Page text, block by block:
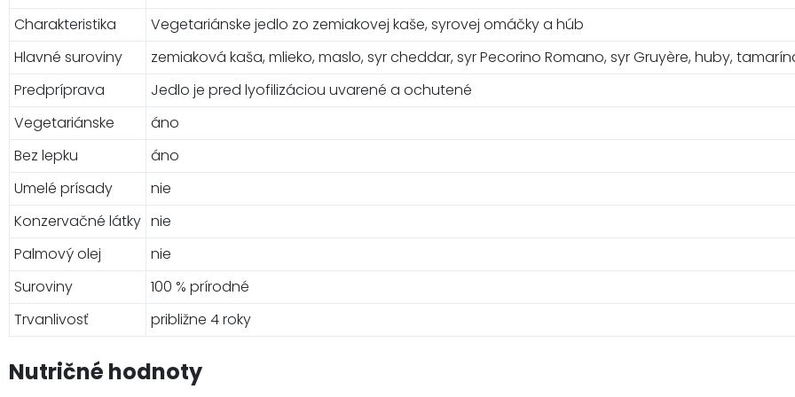
Charakteristika
Vegetariánske jedlo zo zemiakovej kaše, syrovej omáčky a húb
Hlavné suroviny
zemiaková kaša, mlieko, maslo, syr cheddar, syr Pecorino Romano, syr Gruyère, huby,
Predpríprava
Jedlo je pred lyofilizáciou uvarené a ochutené
Vegetariánske
áno
Bez lepku
áno
Umelé prísady
nie
Konzervačné látky nie
Palmový olej
nie
Suroviny
100 % prírodné
Trvanlivosť
približne 4 roky
Nutričné hodnoty